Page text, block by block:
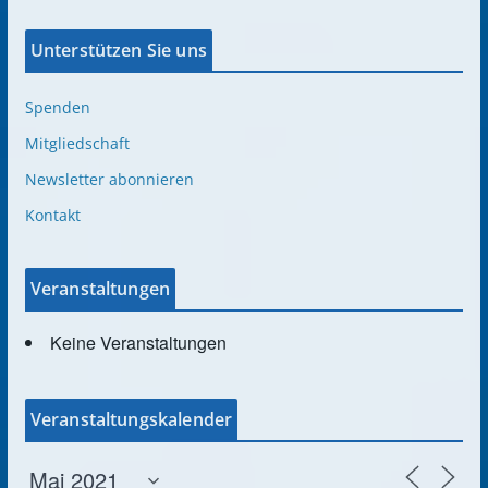
Unterstützen Sie uns
Spenden
Mitgliedschaft
Newsletter abonnieren
Kontakt
Veranstaltungen
Keine Veranstaltungen
Veranstaltungskalender